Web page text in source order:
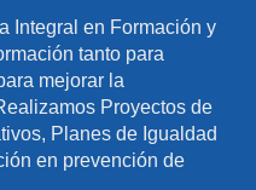
Integral en Formación y
tanto para
mejorar la
Proyectos de
Planes de Igualdad
en prevención de